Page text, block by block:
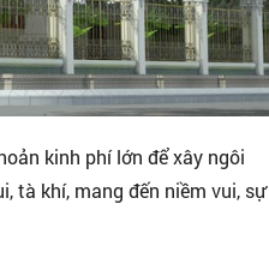
kinh phí lớn để xây ngôi
tà khí, mang đến niềm vui, sự